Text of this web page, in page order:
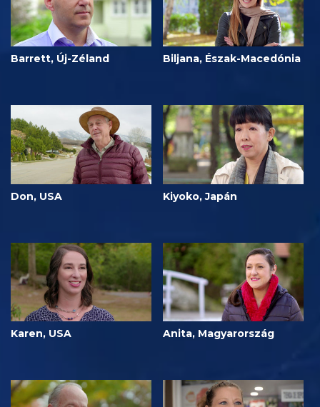
Barrett, Új-Zéland Biljana, Észak-Macedónia
Don, USA Kiyoko, Japán
Karen, USA Anita, Magyarország